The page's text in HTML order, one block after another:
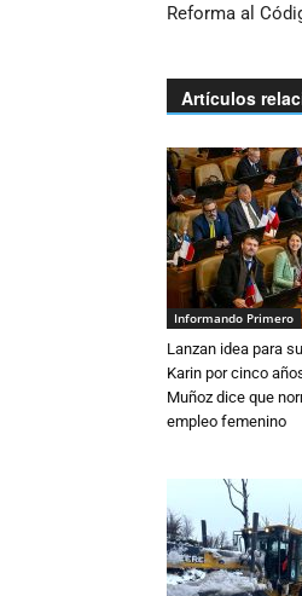
Reforma al
Artículos
Informando Primero
Lanzan idea para
Karin por cinco
Muñoz dice que
empleo femenino